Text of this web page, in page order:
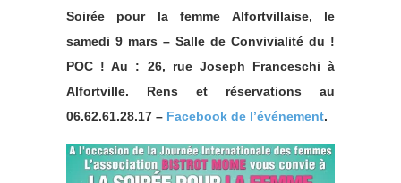
Soirée pour la femme Alfortvillaise, le
samedi 9 mars – Salle de Convivialité du !
POC ! Au : 26, rue Joseph Franceschi à
Alfortville. Rens et réservations au
06.62.61.28.17 – Facebook de l’événement.